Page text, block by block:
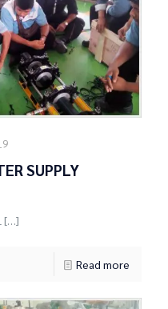
SUPPLY
[…]
Read more